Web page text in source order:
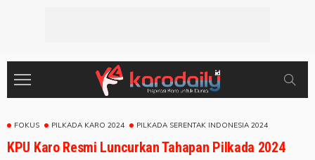
FOKUS PILKADA KARO 2024 PILKADA SERENTAK INDONESIA 2024
KPU Karo Resmi Luncurkan Tahapan Pilkada 2024